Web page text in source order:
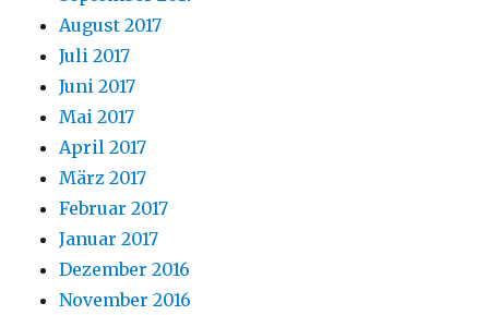
August 2017
Juli 2017
Juni 2017
Mai 2017
April 2017
März 2017
Februar 2017
Januar 2017
Dezember 2016
November 2016